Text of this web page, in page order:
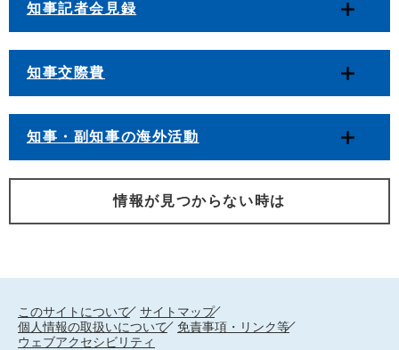
知事記者会見録
知事交際費
知事・副知事の海外活動
情報が見つからない時は
このサイトについて
サイトマップ
個人情報の取扱いについて
免責事項・リンク等
ウェブアクセシビリティ